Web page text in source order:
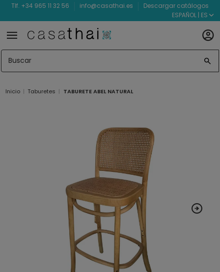
Tlf. +34 965 11 32 56 info@casathai.es
Descargar catálogos
ESPAÑOL | ES
Inicio Taburetes TABURETE ABEL NATURAL